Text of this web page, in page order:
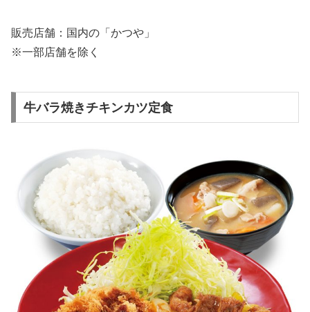
販売店舗：国内の「かつや」
※一部店舗を除く
牛バラ焼きチキンカツ定食